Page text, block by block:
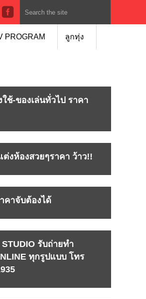
PROGRAM ลูกทุ่ง
ช้-ของเล่นทั่วไป ราคา
งห้องสวยๆราคา ว้าว!!
คาจับต้องได้
STUDIO รับถ่ายทำ
ทุกรูปแบบ โทร